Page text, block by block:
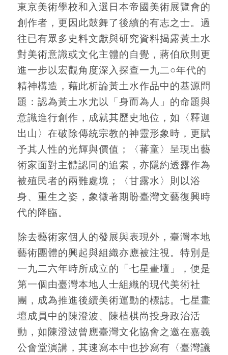
東京美術學校和入選日本帝國美術展覽會的
創作者，更因此鼓舞了後續的有志之士。過
往已有眾多史料文獻與研究資料揭露黃土水
對美術意識或文化主體的自覺，蔣伯欣則更
進一步以宏觀角度深入探查一九二○年代的
精神構造，藉此析論黃土水作品中的基源問
題：認為黃土水尤以「身而為人」的命題與
意識進行創作，成就其歷史地位，如〈釋迦
出山〉在破除傳統宗教的神靈形象時，更賦
予其人性的光輝與價值；〈蕃童〉呈現出藝
術家面對主體認同的追索，亦隱約透露作為
被殖民者的兩難處境；〈甘露水〉則以浴
身、重生之姿，象徵著期盼臺灣文藝復興時
代的降臨。
除去藝術家個人的發展與表現外，臺灣本地
藝術團體的興起與組織亦應被注視。特別是
一九二六年時所成立的「七星畫壇」，便是
第一個由臺灣本地人士組織的現代美術社
團，成為推進後續美術運動的標誌。七星畫
壇成員中的陳澄波、陳植棋尚投身政治活
動，如陳澄波曾應臺灣文化協會之邀在嘉義
公會堂演講，其速寫本中也抄寫有〈臺灣議